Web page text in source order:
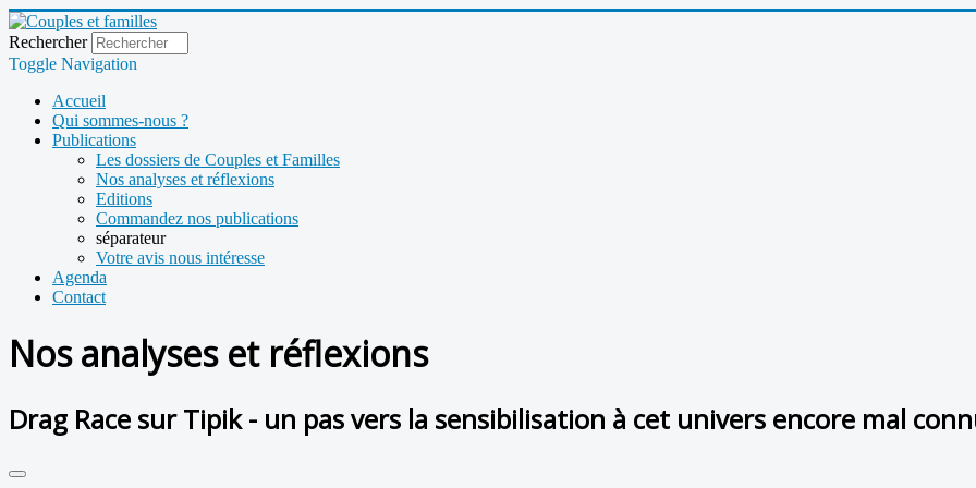
Rechercher
Toggle Navigation
Accueil
Qui sommes-nous ?
Publications
Les dossiers de Couples et Familles
Nos analyses et réflexions
Editions
Commandez nos publications
séparateur
Votre avis nous intéresse
Agenda
Contact
Nos analyses et réflexions
Drag Race sur Tipik - un pas vers la sensibilisation à cet univers encore mal